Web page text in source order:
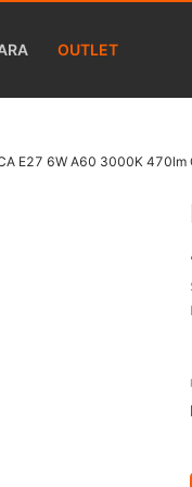
OUTLET
E27 6W A60 3000K